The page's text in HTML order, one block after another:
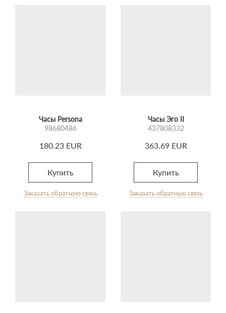
Часы Persona
98680486
180.23 EUR
Купить
Заказать обратную связь
Часы Эго II
437808332
363.69 EUR
Купить
Заказать обратную связь